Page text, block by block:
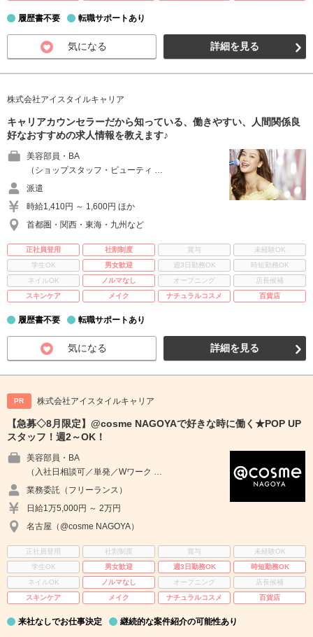
履歴書不要 転職サポートあり
気になる 詳細を見る
株式会社アイスタイルキャリア
キャリアカウンセラーだから知っている、働きやすい、人間関係良
好なおすすめの求人情報を教えます♪
美容部員・BA
（ショップスタッフ・ビューティ …
派遣
時給1,410円 ～ 1,600円 ほか
首都圏・関西・東海・九州など
正社員登用 社割制度 賞与
未経験OK
学生OK
男女歓迎 週3日勤務OK
時短勤務OK
ネイルOK
ノルマなし オープニング
店長候補
スキンケア
メイク ナチュラルコスメ 百貨店
履歴書不要 転職サポートあり
気になる 詳細を見る
PR 株式会社アイスタイルキャリア
【急募◇8月限定】@cosme NAGOYAで好きな時に働く★POP UP
スタッフ！週2～OK！
美容部員・BA
（入社日相談可／単発／Wワーク …
業務委託（フリーランス）
日給1万5,000円 ～ 2万円
名古屋（@cosme NAGOYA）
正社員登用 社割制度 賞与
未経験OK
学生OK
男女歓迎 週3日勤務OK
時短勤務OK
ネイルOK
ノルマなし オープニング
店長候補
スキンケア
メイク ナチュラルコスメ 百貨店
来社なしでお仕事決定 継続的な案件紹介の可能性あり